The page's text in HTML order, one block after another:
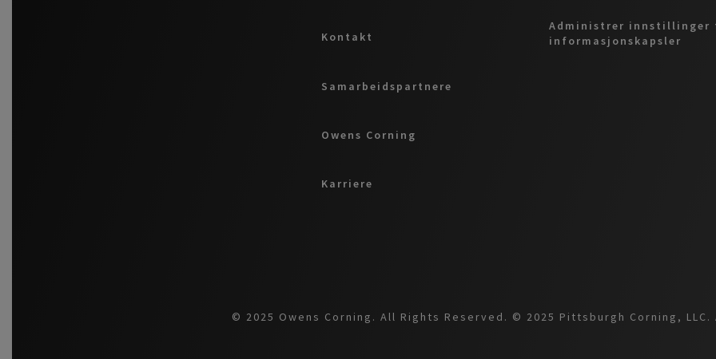
Kontakt
Samarbeidspartnere
Owens Corning
Karriere
Administrer innstillinger
informasjonskapsler
© 2025 Owens Corning. All Rights Reserved. © 2025 Pittsburgh Corning,